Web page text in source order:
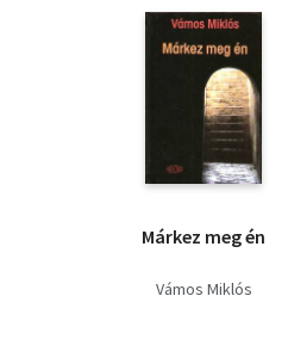
Márkez meg én
Vámos Miklós